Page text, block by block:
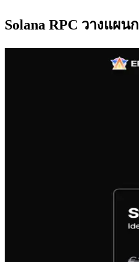
Solana RPC วางแผน